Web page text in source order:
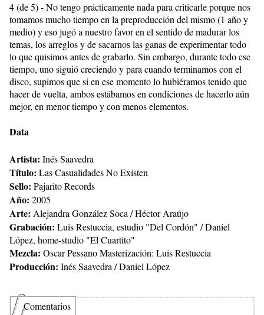
4 (de 5) - No tengo prácticamente nada para criticarle porque nos
tomamos mucho tiempo en la preproducción del mismo (1 año y
medio) y eso jugó a nuestro favor en el sentido de madurar los
temas, los arreglos y de sacarnos las ganas de experimentar todo
lo que quisimos antes de grabarlo. Sin embargo, durante todo ese
tiempo, uno siguió creciendo y para cuando terminamos con el
disco, supimos que si en ese momento lo hubiéramos tenido que
hacer de vuelta, ambos estábamos en condiciones de hacerlo aún
mejor, en menor tiempo y con menos elementos.
Data
Artista: Inés Saavedra
Título: Las Casualidades No Existen
Sello: Pajarito Records
Año: 2005
Arte: Alejandra González Soca / Héctor Araújo
Grabación: Luis Restuccia, estudio "Del Cordón" / Daniel
López, home-studio "El Cuartito"
Mezcla: Oscar Pessano Masterización: Luis Restuccia
Producción: Inés Saavedra / Daniel López
Comentarios